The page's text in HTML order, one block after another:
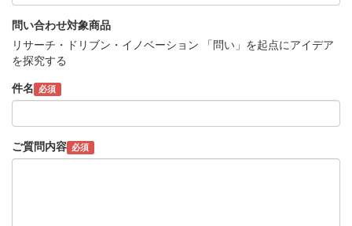
問い合わせ対象商品
リサーチ・ドリブン・イノベーション 「問い」を起点にアイデア
を探究する
件名 必須
ご質問内容 必須